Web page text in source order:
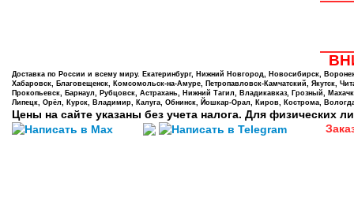
Доставка по России и всему миру. Екатеринбург, Нижний Новгород, Новосибирск,
Хабаровск, Благовещенск, Комсомольск-на-Амуре, Петропавловск-Камчатский, Якутск,
Прокопьевск, Барнаул, Рубцовск, Астрахань, Нижний Тагил, Владикавказ, Грозный,
Липецк, Орёл, Курск, Владимир, Калуга, Обнинск, Йошкар-Орал, Киров, Кострома,
Цены на сайте указаны без учета налога. Для физических